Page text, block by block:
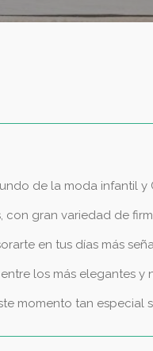
de la moda infantil y
gran variedad de
en tus días más
los más elegantes y
momento tan especial